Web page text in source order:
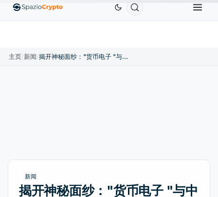
EthereumETHUS$1,880.58 TetherUSDT ↑0.00%
主页/新闻/ 揭开神秘面纱："货币电子 "与中本聪之谜
新闻
揭开神秘面纱："货币电子 "与中